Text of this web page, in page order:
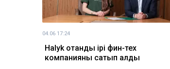
04.06 17:24
Halyk отандық ірі фин-тех
компанияны сатып алды